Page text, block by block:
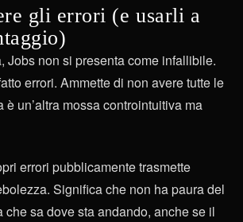
gli errori (e usarli a
Jobs non si presenta come infallibile.
errori. Ammette di non avere tutte le
è un’altra mossa controintuitiva ma
errori pubblicamente trasmette
Significa che non ha paura del
sa dove sta andando, anche se il